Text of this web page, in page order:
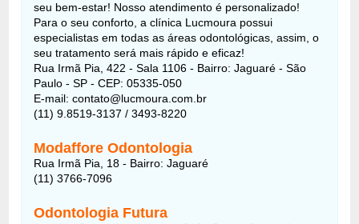
seu bem-estar! Nosso atendimento é personalizado!
Para o seu conforto, a clínica Lucmoura possui
especialistas em todas as áreas odontológicas, assim, o
seu tratamento será mais rápido e eficaz!
Rua Irmã Pia, 422 - Sala 1106 - Bairro: Jaguaré - São
Paulo - SP - CEP: 05335-050
E-mail: contato@lucmoura.com.br
(11) 9.8519-3137 / 3493-8220
Modaffore Odontologia
Rua Irmã Pia, 18 - Bairro: Jaguaré
(11) 3766-7096
Odontologia Futura